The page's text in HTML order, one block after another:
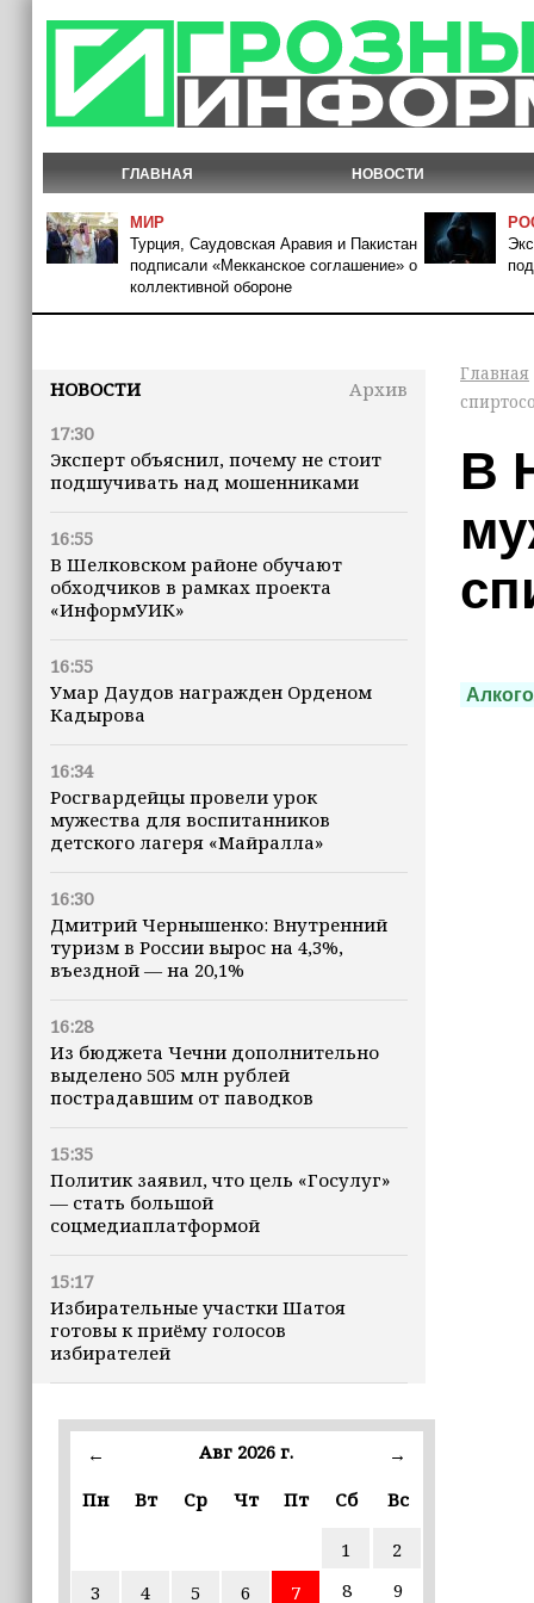
ГЛАВНАЯ НОВОСТИ
МИР
Турция, Саудовская Аравия и Пакистан
подписали «Мекканское соглашение» о
коллективной обороне
НОВОСТИ
Архив
17:30
Эксперт объяснил, почему не стоит
подшучивать над мошенниками
16:55
В Шелковском районе обучают
обходчиков в рамках проекта
«ИнформУИК»
16:55
Умар Даудов награжден Орденом
Кадырова
16:34
Росгвардейцы провели урок
мужества для воспитанников
детского лагеря «Майралла»
16:30
Дмитрий Чернышенко: Внутренний
туризм в России вырос на 4,3%,
въездной — на 20,1%
16:28
Из бюджета Чечни дополнительно
выделено 505 млн рублей
пострадавшим от паводков
15:35
Политик заявил, что цель «Госулуг»
— стать большой
соцмедиаплатформой
15:17
Избирательные участки Шатоя
готовы к приёму голосов
избирателей
Турция, Саудовская Аравия и
Пакистан подписали «Мекканское
Кадыров: сдача в плен становится
для многих военнослужащих ВСУ
← Авг 2026 г.
→
Пн
Вт Ср Чт Пт Сб Вс
1
2
3
4 5 6 7 8
9
Главная
В